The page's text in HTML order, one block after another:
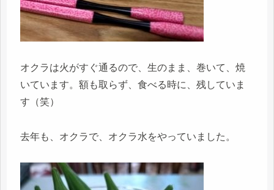
オクラは火がすぐ通るので、生のまま、巻いて、焼
いています。額も取らず、食べる時に、残していま
す（笑）
去年も、オクラで、オクラ水をやっていました。